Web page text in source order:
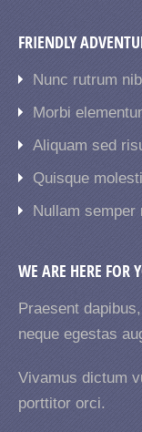
FRIENDLY
Nunc rutrum
Morbi
Aliquam sed
Quisque
Nullam semper
WE ARE HERE FOR
Praesent
neque egestas
Vivamus dictum
porttitor orci.